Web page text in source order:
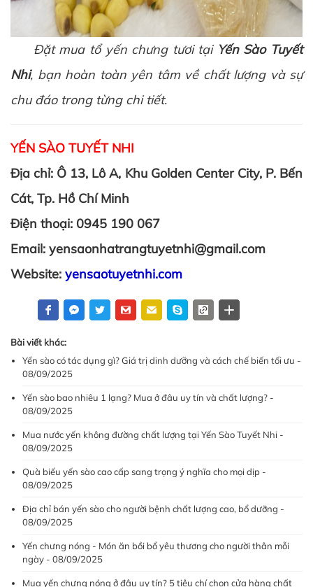
Đặt mua tổ yến chưng tươi tại Yến Sào Tuyết
Nhi, bạn hoàn toàn yên tâm về chất lượng và sự
chu đáo trong từng chi tiết.
YẾN SÀO TUYẾT NHI
Địa chỉ: Ô 13, Lô A, Khu Golden Center City, P. Bến
Cát, Tp. Hồ Chí Minh
Điện thoại: 0945 190 067
Email: yensaonhatrangtuyetnhi@gmail.com
Website: yensaotuyetnhi.com
Bài viết khác:
Yến sào có tác dụng gì? Giá trị dinh dưỡng và cách chế biến tối ưu -
08/09/2025
Yến sào bao nhiêu 1 lạng? Mua ở đâu uy tín và chất lượng? -
08/09/2025
Mua nước yến không đường chất lượng tại Yến Sào Tuyết Nhi -
08/09/2025
Quà biếu yến sào cao cấp sang trọng ý nghĩa cho mọi dịp -
08/09/2025
Địa chỉ bán yến sào cho người bệnh chất lượng cao, bổ dưỡng -
08/09/2025
Yến chưng nóng - Món ăn bồi bổ yêu thương cho người thân mỗi
ngày - 08/09/2025
Mua yến chưng nóng ở đâu uy tín? 5 tiêu chí chọn cửa hàng chất